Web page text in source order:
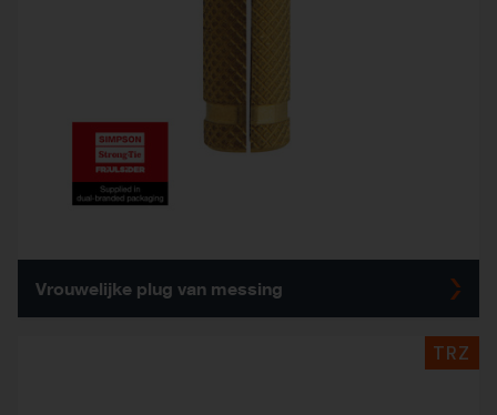
Vrouwelijke plug van messing
TRZ